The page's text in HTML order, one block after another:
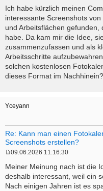
o
t
Ich habe kürzlich meinen
interessante Screenshots
und Arbeitsflächen
habe. Da kam mir die Idee,
zusammenzufassen und als
Arbeitsschritte
solchen kostenlosen
dieses Format im Nachhinein?
Yceyann
Re: Kann man einen
Screenshots erstellen?
o
t
09.06.2026 11:16:30
Meiner Meinung nach ist die
deshalb interessant, weil ein
Nach einigen Jahren ist es